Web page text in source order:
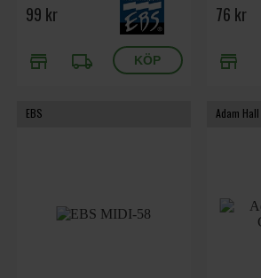
99 kr
store local_shipping
76 kr
store
EBS Adam Hall